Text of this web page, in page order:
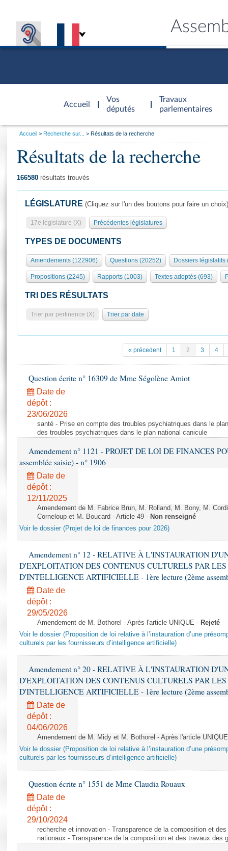
Accueil
d'accueil
Vos
députés
Travaux
parlementaires
Présidence
577 députés
Groupes politiques
Séance publique
Commissions et autres organes
Europe et International
Pétitions
Projets de loi
Propositions de loi
Amendements
Textes adoptés
Rapports législatifs
Rapports sur l'application des lois
Baromètre de l’application des lois
Dossiers législatifs
Questions écrites et orales
Comptes rendus des débats
Général
Rôle et pouvoirs de l'Assemblée
Organisation de l'Assemblée
Présidence Conférence des Présidents Bureau Collège des
Statistiques et chiffres clés
( Constitution | Règlement de l'Assemblée ... )
Histoire
Juniors
Anciennes législatures
Visiter l'Assemblée
Visite virtuelle du palais Bourbon
Assister à une séance
Contacts et plan d'accès
Photos libres de droit
Vous
Accueil Recherche sur... Résultats de la recherche
Résultats de la recherche
166580 résultats trouvés
LÉGISLATURE (Cliquez sur l'un des boutons pour faire un choix)
17e législature (X) Précédentes législatures
TYPES DE DOCUMENTS
Amendements (122906) Questions (20252) Dossiers législatifs
Propositions (2245) Rapports (1003) Textes adoptés (693)
TRI DES RÉSULTATS
Trier par pertinence (X) Trier par date
« précedent 1 2 3 4
Question écrite n° 16309 de Mme Ségolène Amiot
Date de
dépôt :
23/06/2026
santé - Prise en compte des troubles psychiatriques dans le
des troubles psychiatriques dans le plan national canicule
Amendement n° 1121 - PROJET DE LOI DE FINANCES
assemblée saisie) - n° 1906
Date de
dépôt :
12/11/2025
Amendement de M. Fabrice Brun, M. Rolland, M. Bony, M.
Corneloup et M. Boucard - Article 49 - Non renseigné
Voir le dossier (Projet de loi de finances pour 2026)
Amendement n° 12 - RELATIVE À L'INSTAURATION
D'EXPLOITATION DES CONTENUS CULTURELS PAR LES
D'INTELLIGENCE ARTIFICIELLE - 1ère lecture (2ème
Date de
dépôt :
29/05/2026
Amendement de M. Bothorel - Après l'article UNIQUE - Rejeté
Voir le dossier (Proposition de loi relative à l’instauration d’une
culturels par les fournisseurs d’intelligence artificielle)
Amendement n° 20 - RELATIVE À L'INSTAURATION
D'EXPLOITATION DES CONTENUS CULTURELS PAR LES
D'INTELLIGENCE ARTIFICIELLE - 1ère lecture (2ème
Date de
dépôt :
04/06/2026
Amendement de M. Midy et M. Bothorel - Après l'article
Voir le dossier (Proposition de loi relative à l’instauration d’une
culturels par les fournisseurs d’intelligence artificielle)
Question écrite n° 1551 de Mme Claudia Rouaux
Date de
dépôt :
29/10/2024
recherche et innovation - Transparence de la composition et
nationaux - Transparence de la composition et des travaux des